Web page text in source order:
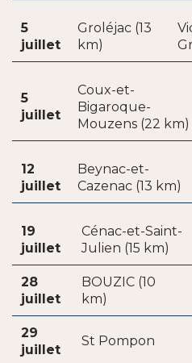
5
juillet
Groléjac (13
km)
5
juillet
Coux-et-
Bigaroque-
Mouzens (22 km)
12
juillet
Beynac-et-
Cazenac (13 km)
19
juillet
Cénac-et-Saint-
Julien (15 km)
28
juillet
BOUZIC (10
km)
29
juillet
St Pompon